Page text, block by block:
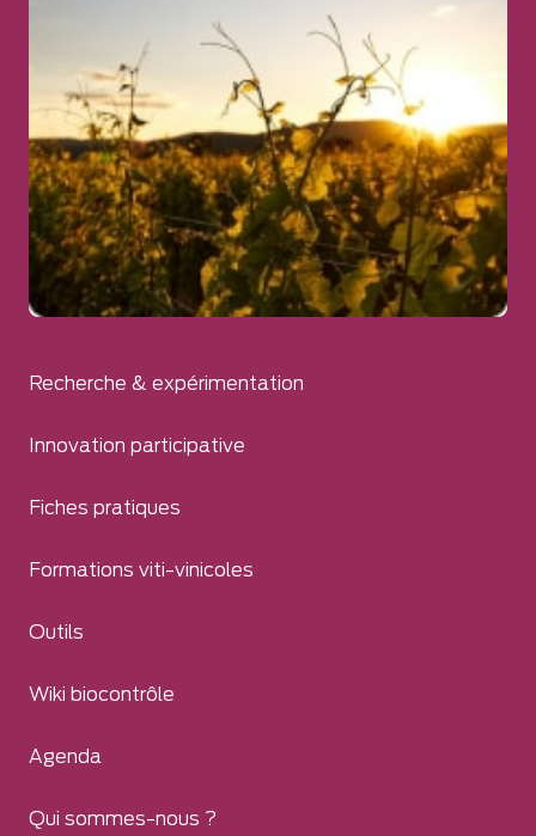
Recherche & expérimentation
Innovation participative
Fiches pratiques
Formations viti-vinicoles
Outils
Wiki biocontrôle
Agenda
Qui sommes-nous ?